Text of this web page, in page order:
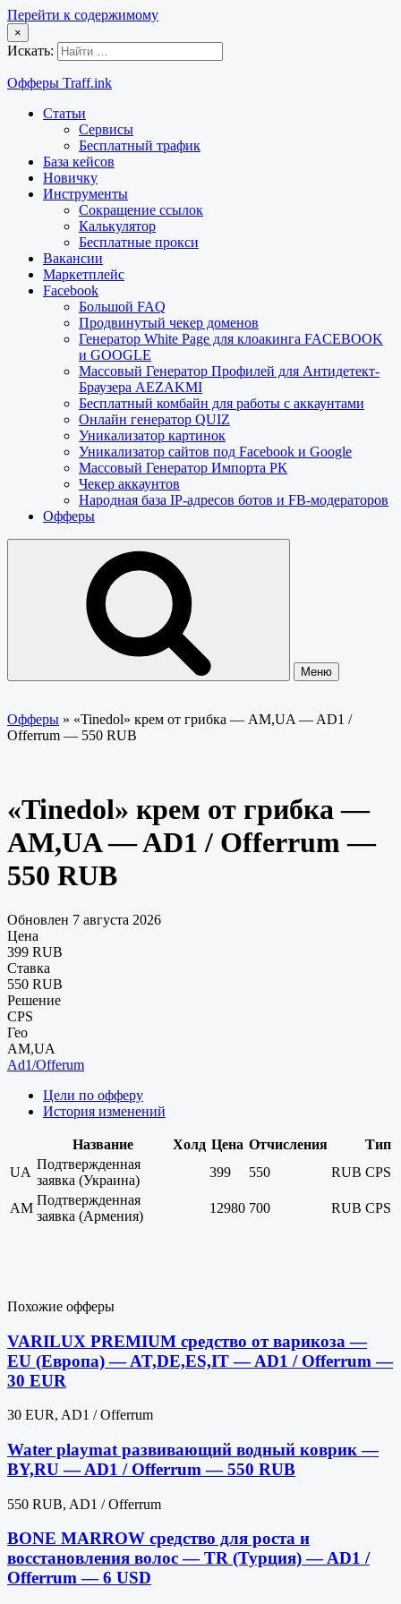
Перейти к содержимому
×
Искать:
Офферы Traff.ink
Статьи
Сервисы
Бесплатный трафик
База кейсов
Новичку
Инструменты
Сокращение ссылок
Калькулятор
Бесплатные прокси
Вакансии
Маркетплейс
Facebook
Большой FAQ
Продвинутый чекер доменов
Генератор White Page для клоакинга FACEBOOK
и GOOGLE
Массовый Генератор Профилей для Антидетект-
Браузера AEZAKMI
Бесплатный комбайн для работы с аккаунтами
Онлайн генератор QUIZ
Уникализатор картинок
Уникализатор сайтов под Facebook и Google
Массовый Генератор Импорта РК
Чекер аккаунтов
Народная база IP-адресов ботов и FB-модераторов
Офферы
Меню
Офферы » «Tinedol» крем от грибка — AM,UA — AD1 /
Offerrum — 550 RUB
«Tinedol» крем от грибка —
AM,UA — AD1 / Offerrum —
550 RUB
Обновлен 7 августа 2026
Цена
399 RUB
Ставка
550 RUB
Решение
CPS
Гео
AM,UA
Ad1/Offerum
Цели по офферу
История изменений
Название Холд Цена Отчисления
Тип
UA
Подтвержденная
заявка (Украина)
399 550 RUB CPS
AM
Подтвержденная
заявка (Армения)
12980 700 RUB CPS
Похожие офферы
VARILUX PREMIUM средство от варикоза —
EU (Европа) — AT,DE,ES,IT — AD1 / Offerrum —
30 EUR
30 EUR, AD1 / Offerrum
Water playmat развивающий водный коврик —
BY,RU — AD1 / Offerrum — 550 RUB
550 RUB, AD1 / Offerrum
BONE MARROW средство для роста и
восстановления волос — TR (Турция) — AD1 /
Offerrum — 6 USD